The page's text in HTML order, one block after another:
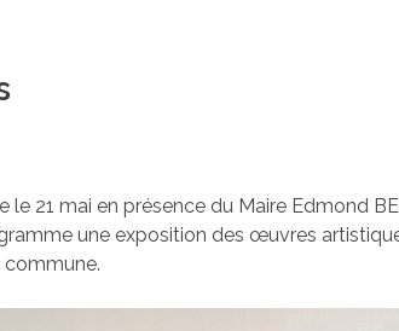
le 21 mai en présence du Maire Edmond
une exposition des œuvres
commune.